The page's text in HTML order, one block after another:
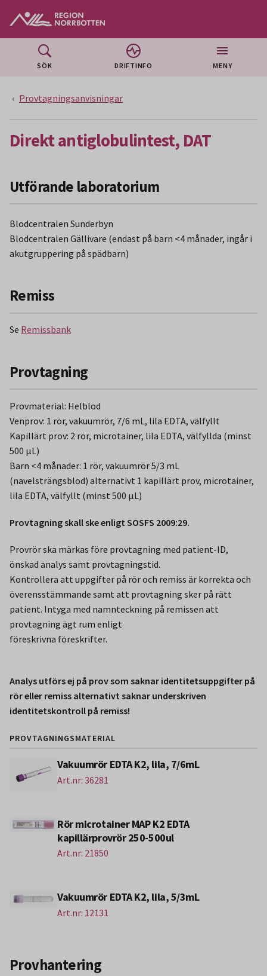
SÖK DRIFTINFO MENY
Provtagningsanvisningar
Direkt antiglobulintest, DAT
Utförande laboratorium
Blodcentralen Sunderbyn
Blodcentralen Gällivare (endast på barn <4 månader, ingår i
akutgruppering på spädbarn)
Remiss
Se Remissbank
Provtagning
Provmaterial: Helblod
Venprov: 1 rör, vakuumrör, 7/6 mL, lila EDTA, välfyllt
Kapillärt prov: 2 rör, microtainer, lila EDTA, välfyllda (minst
500 µL)
Barn <4 månader: 1 rör, vakuumrör 5/3 mL
(navelsträngsblod) alternativt 1 kapillärt prov, microtainer,
lila EDTA, välfyllt (minst 500 µL)
Provtagning skall ske enligt SOSFS 2009:29.
Provrör ska märkas före provtagning med patient-ID,
önskad analys samt provtagningstid.
Kontrollera att uppgifter på rör och remiss är korrekta och
överensstämmande samt att provtagning sker på rätt
patient. Intyga med namnteckning på remissen att
provtagning ägt rum enligt
föreskrivna föreskrifter.
Analys utförs ej på prov som saknar identitetsuppgifter på
rör eller remiss alternativt saknar underskriven
identitetskontroll på remiss!
PROVTAGNINGSMATERIAL
Vakuumrör EDTA K2, lila, 7/6mL
Art.nr: 36281
Rör microtainer MAP K2 EDTA
kapillärprovrör 250-500ul
Art.nr: 21850
Vakuumrör EDTA K2, lila, 5/3mL
Art.nr: 12131
Provhantering